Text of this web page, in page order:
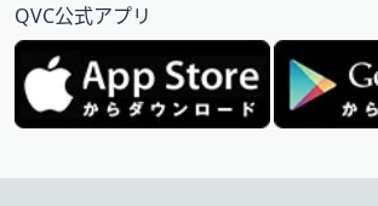
QVC公式アプリ